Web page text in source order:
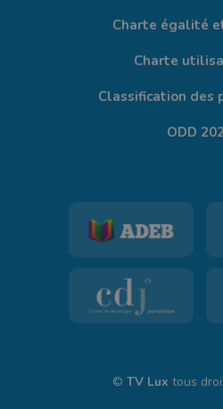
Charte égalité
Charte
Classification des
ODD
© TV Lux tous